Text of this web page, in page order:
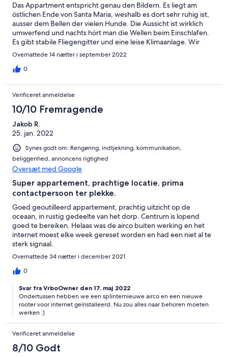
Das Appartment entspricht genau den Bildern. Es liegt am
östlichen Ende von Santa Maria, weshalb es dort sehr ruhig ist,
ausser dem Bellen der vielen Hunde. Die Aussicht ist wirklich
umwerfend und nachts hört man die Wellen beim Einschlafen.
Es gibt stabile Fliegengitter und eine leise Klimaanlage. Wir
gingen jeweils zu Fuss ins Zentrum und nahmen dann für 3 Euro
eines der vielen Taxis nach Hause. Einen Minimarkt gibt es
gleich um die Ecke. Sehr hilfreich ist die lokale Betruungsperson
nächsten Tag Santa Maria gezeigt, so dass wir uns orientieren
konnten. Ausserdem hat er mit uns eine Rundreise auf der Insel
gemacht. Da unsere Koffer erst am 5. Tag von der Airline
nachgeliefert wurden, ist Ivaldo täglich am Flughafen vorbei
gegangen, um nach unseren Koffern zu fragen. Das haben wir
sehr geschätzt. Wir würden diese Wohnung gerne wieder
buchen.
Overnattede 14 nætter i september 2022
0
Verificeret anmeldelse
10/10 Fremragende
Jakob R.
25. jan. 2022
Synes godt om: Rengøring, indtjekning, kommunikation,
beliggenhed, annoncens rigtighed
Oversæt med Google
Super appartement, prachtige locatie, prima
contactpersoon ter plekke.
Goed geoutilleerd appartement, prachtig uitzicht op de
oceaan, in rustig gedeelte van het dorp. Centrum is lopend
goed te bereiken. Helaas was de airco buiten werking en het
internet moest elke week gereset worden en had een niet al te
sterk signaal.
Overnattede 34 nætter i december 2021
0
Svar fra VrboOwner den 17. maj 2022
Ondertussen hebben we een splinternieuwe airco en een nieuwe
rooter voor internet geïnstalleerd. Nu zou alles naar behoren moeten
werken :)
Verificeret anmeldelse
8/10 Godt